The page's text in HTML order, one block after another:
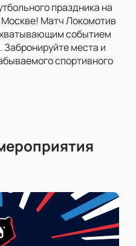
праздника на
Матч Локомотив
событием
места и
спортивного